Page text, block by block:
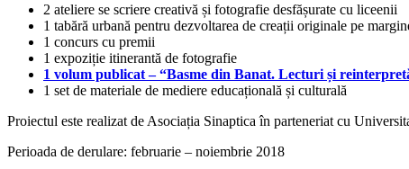
2 ateliere se scriere creativă și fotografie desfășurate cu liceenii
1 tabără urbană pentru dezvoltarea de creații originale pe
1 concurs cu premii
1 expoziție itinerantă de fotografie
1 volum publicat –“Basme din Banat. Lecturi și
1 set de materiale de mediere educațională și culturală
Proiectul este realizat de Asociația Sinaptica în parteneriat cu
Perioada de derulare: februarie – noiembrie 2018